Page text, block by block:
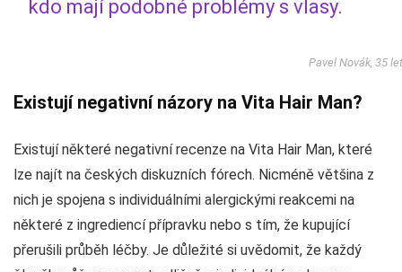
kdo mají podobné problémy s vlasy.
Pavel Novák, 35 let
Existují negativní názory na Vita Hair Man?
Existují některé negativní recenze na Vita Hair Man, které
lze najít na českých diskuzních fórech. Nicméně většina z
nich je spojena s individuálními alergickými reakcemi na
některé z ingrediencí přípravku nebo s tím, že kupující
přerušili průběh léčby. Je důležité si uvědomit, že každý